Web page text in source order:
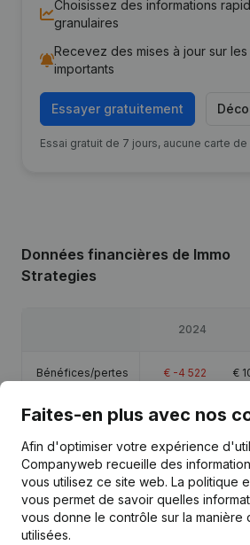
Choisissez des informations
granulaires
Recevez des mises à jour sur
importants
Essayer gratuitement
Essai gratuit de 7 jours, aucune carte
Données financières de Immo
Strategies
2024
Bénéfices/pertes € -4 522 €
Capitaux propres €-287 187 €-
Marge brute €-4 042 €
Faites-en plus avec nos
Afin d'optimiser votre expérience
Companyweb recueille des
vous utilisez ce site web. La politique
vous permet de savoir quelles
vous donne le contrôle sur la manière
utilisées.